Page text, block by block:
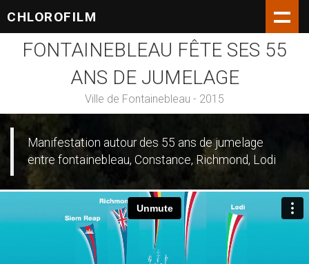
CHLOROFILM
FONTAINEBLEAU FÊTE SES 55
ANS DE JUMELAGE
Ville de Fontainebleau - 2015
Manifestation autour des 55 ans de jumelage
entre fontainebleau, Constance, Richmond, Lodi